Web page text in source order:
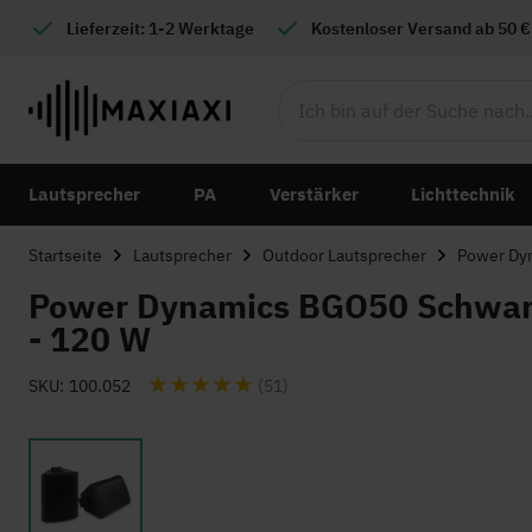
Lieferzeit: 1-2 Werktage Kostenloser Versand ab 50 €
Lautsprecher PA Verstärker Lichttechnik
Startseite Lautsprecher Outdoor Lautsprecher Power
Power Dynamics BGO50
- 120 W
SKU 100.052 Bewertung: (51)
Ende